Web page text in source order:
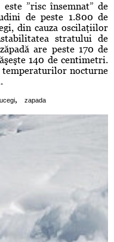
”risc însemnat” de
de peste 1.800 de
din cauza oscilaţiilor
stratului de
are peste 170 de
140 de centimetri.
nocturne
, zapada